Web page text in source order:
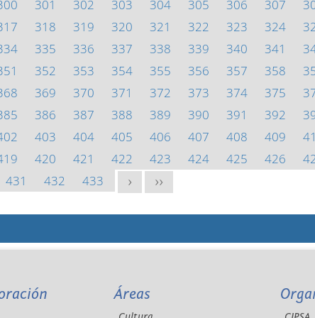
301 302 303 304 305 306 307
318 319 320 321 322 323 324
335 336 337 338 339 340 341
352 353 354 355 356 357 358
369 370 371 372 373 374 375
386 387 388 389 390 391 392
403 404 405 406 407 408 409
420 421 422 423 424 425 426
431
432 433 > >>
Áreas